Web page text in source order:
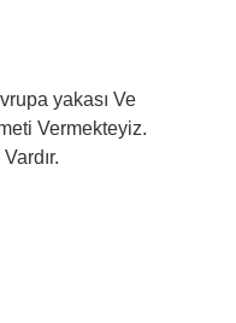
yakası Ve
Vermekteyiz.